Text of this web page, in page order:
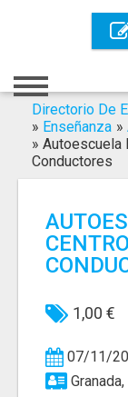
Registro
Contacto
Servicios
Publica Tu
Buscar
Directorio De
» Enseñanza »
» Autoescuela
Conductores
1,00 €
07/11/